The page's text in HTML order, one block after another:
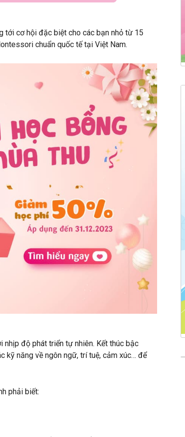
tới cơ hội đặc biệt cho các bạn nhỏ từ 15
chuẩn quốc tế tại Việt Nam.
nhịp độ phát triển tự nhiên. Kết thúc bậc
kỹ năng về ngôn ngữ, trí tuệ, cảm xúc… để
phải biết: